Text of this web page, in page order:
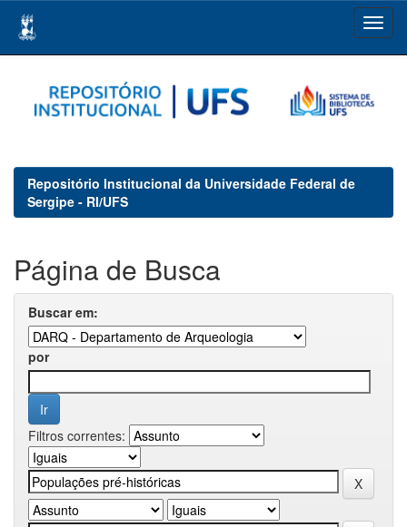
navigation
Repositório Institucional da Universidade Federal de
Sergipe - RI/UFS
Página de Busca
Buscar em:
por
Filtros correntes: